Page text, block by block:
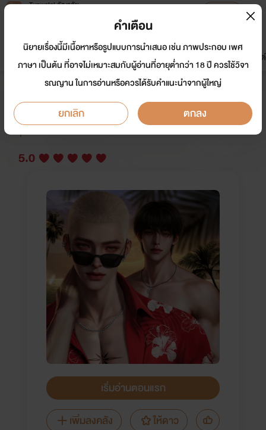
Tunwalai ธัญวลัย
หน้าแรก นิยาย อีบุ๊ก การ์ตูน
มาใหม่
ดรีมแชท ธัญลิสต์
Tiger's Cage พยัคฆ์กรงวานร
นักเขียน: takerukung นักวาด: Peluna Lala
Y
5.0
เริ่มอ่านตอนแรก
เพิ่มลงคลัง
ให้ดาว
คำเตือน
นิยายเรื่องนี้มีเนื้อหาหรือรูปแบบการนำเสนอ เช่น ภาพประกอบ เพศ
ภาษา เป็นต้น ที่อาจไม่เหมาะสมกับผู้อ่านที่อายุต่ำกว่า 18 ปี ควรใช้วิจา
รณญาน ในการอ่านหรือควรได้รับคำแนะนำจากผู้ใหญ่
ยกเลิก ตกลง